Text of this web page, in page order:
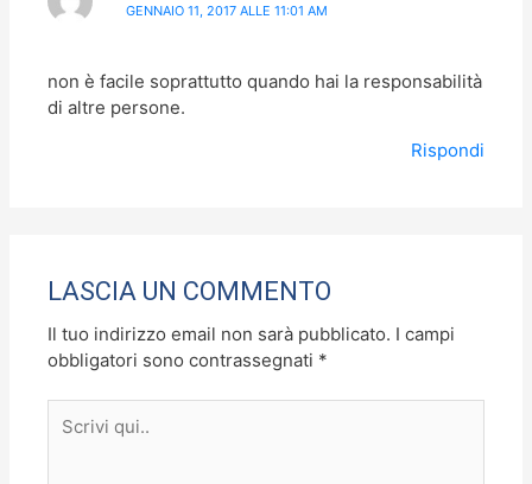
GENNAIO 11, 2017 ALLE 11:01 AM
non è facile soprattutto quando hai la responsabilità
di altre persone.
Rispondi
LASCIA UN COMMENTO
Il tuo indirizzo email non sarà pubblicato. I campi
obbligatori sono contrassegnati *
qui..